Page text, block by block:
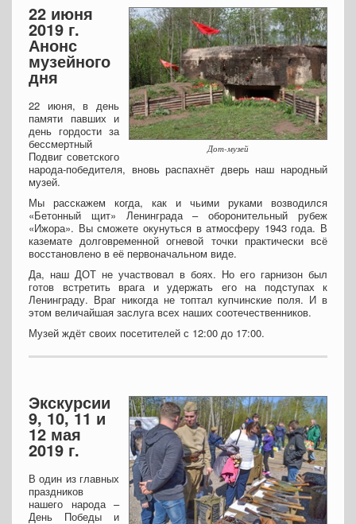
Дот-музей
22 июня
2019 г.
Анонс
музейного
дня
22 июня, в день
памяти павших и
день гордости за
бессмертный
Подвиг советского
народа-победителя, вновь распахнёт дверь наш народный
музей.
Мы расскажем когда, как и чьими руками возводился
«Бетонный щит» Ленинграда – оборонительный рубеж
«Ижора». Вы сможете окунуться в атмосферу 1943 года. В
каземате долговременной огневой точки практически всё
восстановлено в её первоначальном виде.
Да, наш ДОТ не участвовал в боях. Но его гарнизон был
готов встретить врага и удержать его на подступах к
Ленинграду. Враг никогда не топтал купчинские поля. И в
этом величайшая заслуга всех наших соотечественников.
Музей ждёт своих посетителей с 12:00 до 17:00.
Экскурсии
9, 10, 11 и
12 мая
2019 г.
В один из главных
праздников
нашего народа –
День Победы и